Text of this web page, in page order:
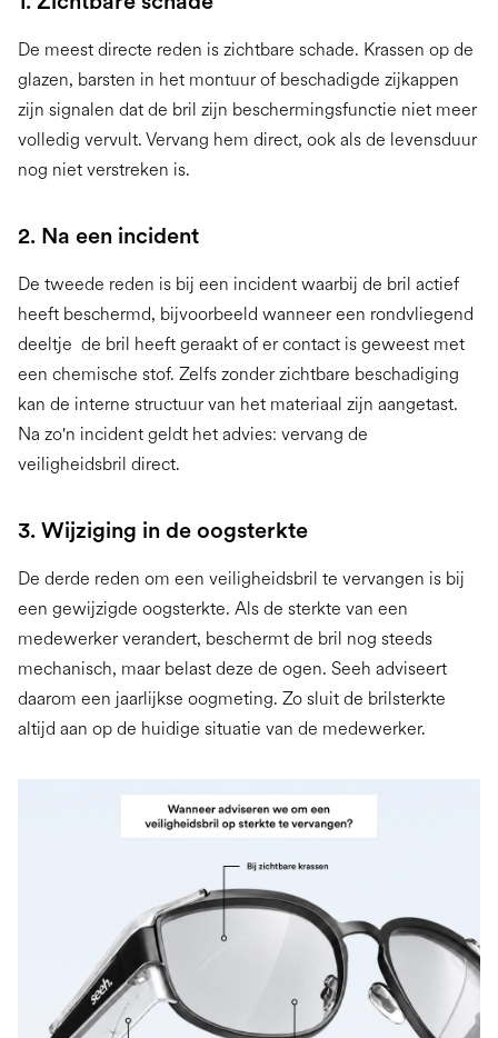
De meest directe reden is zichtbare schade. Krassen op de
glazen, barsten in het montuur of beschadigde zijkappen
zijn signalen dat de bril zijn beschermingsfunctie niet meer
volledig vervult. Vervang hem direct, ook als de levensduur
nog niet verstreken is.
2. Na een incident
De tweede reden is bij een incident waarbij de bril actief
heeft beschermd, bijvoorbeeld wanneer een rondvliegend
deeltje de bril heeft geraakt of er contact is geweest met
een chemische stof. Zelfs zonder zichtbare beschadiging
kan de interne structuur van het materiaal zijn aangetast.
Na zo'n incident geldt het advies: vervang de
veiligheidsbril direct.
3. Wijziging in de oogsterkte
De derde reden om een veiligheidsbril te vervangen is bij
een gewijzigde oogsterkte. Als de sterkte van een
medewerker verandert, beschermt de bril nog steeds
mechanisch, maar belast deze de ogen. Seeh adviseert
daarom een jaarlijkse oogmeting. Zo sluit de brilsterkte
altijd aan op de huidige situatie van de medewerker.